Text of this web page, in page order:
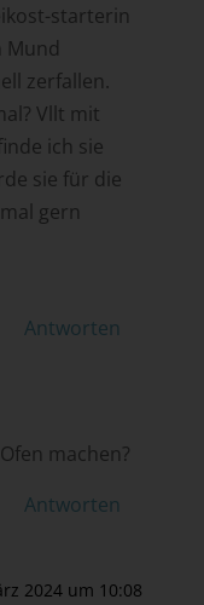
starterin
Mund
zerfallen.
Vllt mit
ich sie
sie für die
gern
Antworten
machen?
Antworten
2024 um 10:08